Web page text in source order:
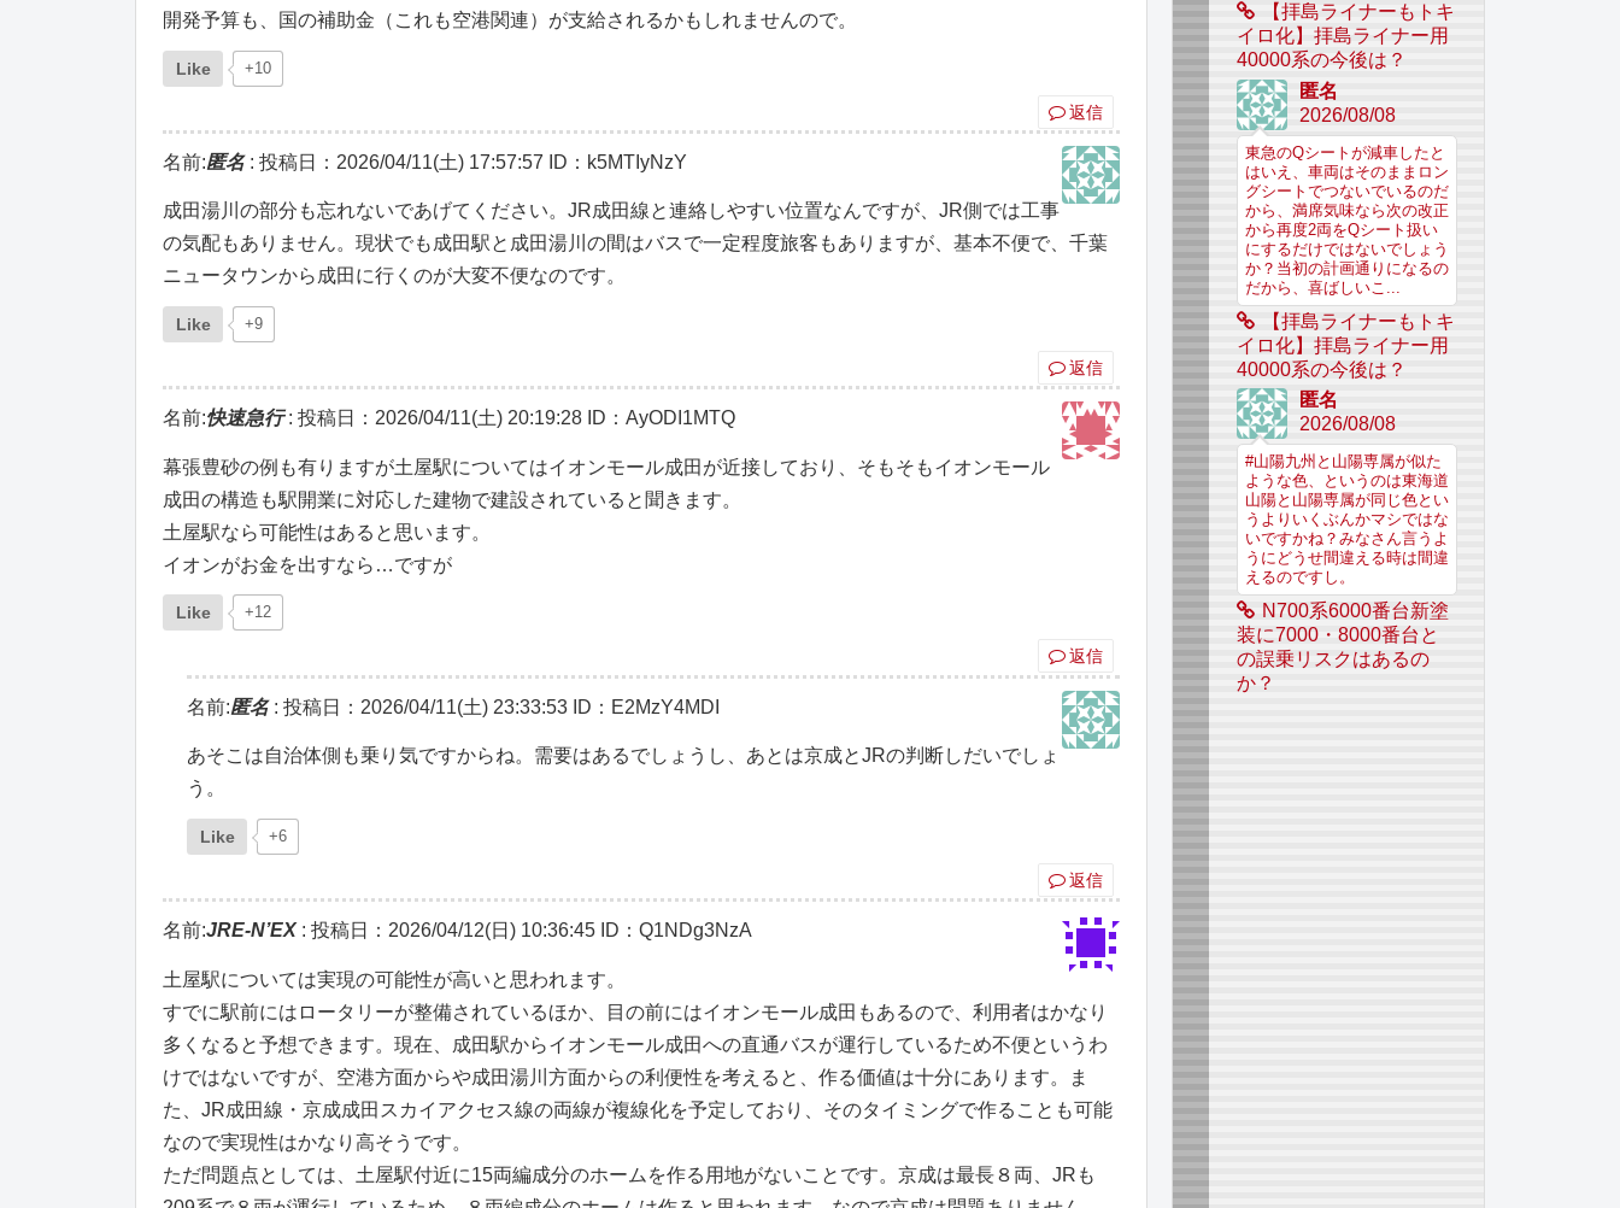
開発予算も、国の補助金（これも空港関連）が支給されるかもしれませんので。
Like +10
返信
名前:匿名: 投稿日：2026/04/11(土) 17:57:57 ID：k5MTIyNzY
成田湯川の部分も忘れないであげてください。JR成田線と連絡しやすい位置なんですが、JR側では工事
の気配もありません。現状でも成田駅と成田湯川の間はバスで一定程度旅客もありますが、基本不便で、千葉
ニュータウンから成田に行くのが大変不便なのです。
Like +9
返信
名前:快速急行: 投稿日：2026/04/11(土) 20:19:28 ID：AyODI1MTQ
幕張豊砂の例も有りますが土屋駅についてはイオンモール成田が近接しており、そもそもイオンモール
成田の構造も駅開業に対応した建物で建設されていると聞きます。
土屋駅なら可能性はあると思います。
イオンがお金を出すなら…ですが
Like +12
返信
名前:匿名: 投稿日：2026/04/11(土) 23:33:53 ID：E2MzY4MDI
あそこは自治体側も乗り気ですからね。需要はあるでしょうし、あとは京成とJRの判断しだいでしょ
う。
Like +6
返信
名前:JRE-N’EX: 投稿日：2026/04/12(日) 10:36:45 ID：Q1NDg3NzA
土屋駅については実現の可能性が高いと思われます。
すでに駅前にはロータリーが整備されているほか、目の前にはイオンモール成田もあるので、利用者はかなり
多くなると予想できます。現在、成田駅からイオンモール成田への直通バスが運行しているため不便というわ
けではないですが、空港方面からや成田湯川方面からの利便性を考えると、作る価値は十分にあります。ま
た、JR成田線・京成成田スカイアクセス線の両線が複線化を予定しており、そのタイミングで作ることも可能
なので実現性はかなり高そうです。
ただ問題点としては、土屋駅付近に15両編成分のホームを作る用地がないことです。京成は最長８両、JRも
【拝島ライナーもトキ
イロ化】拝島ライナー用
40000系の今後は？
匿名
2026/08/08
東急のQシートが減車したと
はいえ、車両はそのままロン
グシートでつないでいるのだ
から、満席気味なら次の改正
から再度2両をQシート扱い
にするだけではないでしょう
か？当初の計画通りになるの
だから、喜ばしいこ...
【拝島ライナーもトキ
イロ化】拝島ライナー用
40000系の今後は？
匿名
2026/08/08
#山陽九州と山陽専属が似た
ような色、というのは東海道
山陽と山陽専属が同じ色とい
うよりいくぶんかマシではな
いですかね？みなさん言うよ
うにどうせ間違える時は間違
えるのですし。
N700系6000番台新塗
装に7000・8000番台と
の誤乗リスクはあるの
か？